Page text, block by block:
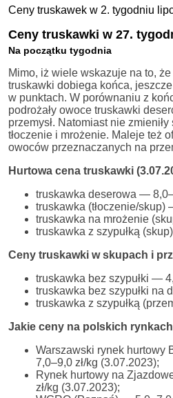
Ceny truskawek w 2. tygodniu
Ceny truskawki w 27.
Na początku tygodnia
Mimo, iż wiele wskazuje na to,
truskawki dobiega końca,
w punktach. W porównaniu z
podrożały owoce truskawki
przemysł. Natomiast nie
tłoczenie i mrożenie. Maleje też
owoców przeznaczanych na
Hurtowa cena truskawki
truskawka deserowa —
truskawka (tłoczenie/skup)
truskawka na mrożenie
truskawka z szypułką
Ceny truskawki w skupach i
truskawka bez szypułki —
truskawka bez szypułki na
truskawka z szypułką
Jakie ceny na polskich
Warszawski rynek hurtowy
7,0–9,0 zł/kg (3.07.2023);
Rynek hurtowy na
zł/kg (3.07.2023);